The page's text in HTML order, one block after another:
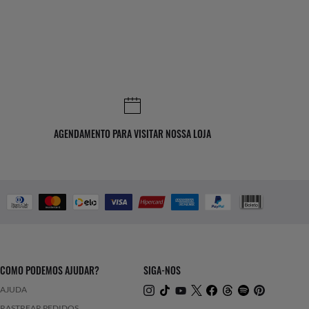
AGENDAMENTO PARA VISITAR NOSSA LOJA
COMO PODEMOS AJUDAR?
AJUDA
SIGA-NOS